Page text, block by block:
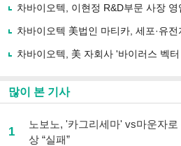
유
기
차바이오텍, 이현정 R&D부문 사장 영
차바이오텍 美법인 마티카, 세포·유
차바이오텍, 美 자회사 '바이러스 벡
많이 본 기사
1
노보노, '카그리세마' vs마운자로
상 “실패”